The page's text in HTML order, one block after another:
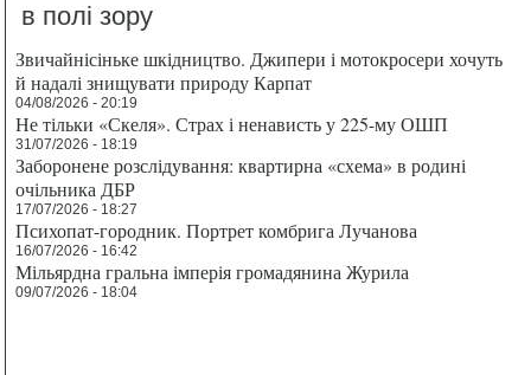
в полі зору
Звичайнісіньке шкідництво. Джипери і мотокросери хочуть
й надалі знищувати природу Карпат
04/08/2026 - 20:19
Не тільки «Скеля». Страх і ненависть у 225-му ОШП
31/07/2026 - 18:19
Заборонене розслідування: квартирна «схема» в родині
очільника ДБР
17/07/2026 - 18:27
Психопат-городник. Портрет комбрига Лучанова
16/07/2026 - 16:42
Мільярдна гральна імперія громадянина Журила
09/07/2026 - 18:04